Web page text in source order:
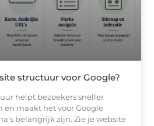
structuur voor Google?
helpt bezoekers sneller
en maakt het voor Google
belangrijk zijn. Zie je website